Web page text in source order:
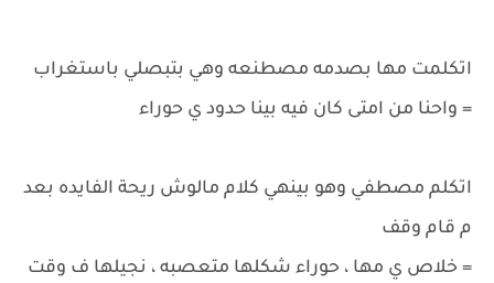
اتكلمت مها بصدمه مصطنعه وهي بتبصلي باستغراب
= واحنا من امتى كان فيه بينا حدود ي حوراء
اتكلم مصطفي وهو بينهي كلام مالوش ريحة الفايده بعد
م قام وقف
= خلاص ي مها ، حوراء شكلها متعصبه ، نجيلها ف وقت